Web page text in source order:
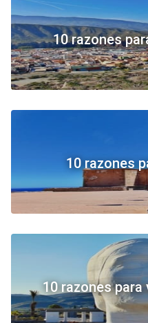
10 razones
10 razones
10 razones para